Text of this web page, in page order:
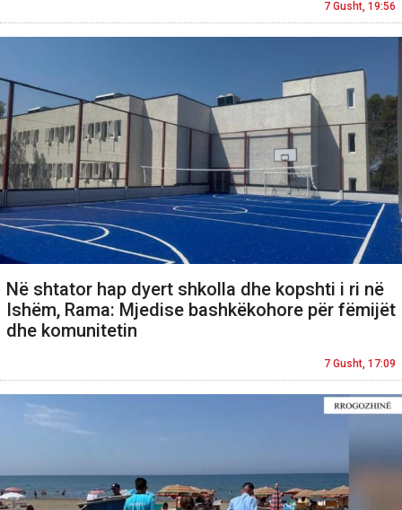
7 Gusht, 19:56
Në shtator hap dyert shkolla dhe kopshti i ri në
Ishëm, Rama: Mjedise bashkëkohore për fëmijët
dhe komunitetin
7 Gusht, 17:09